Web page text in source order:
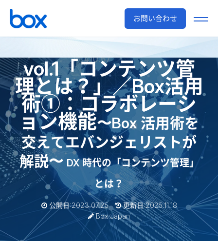
お問い合わせ
vol.1「コンテンツ管
理とは？」／Box活用
術①：コラボレーシ
ョン機能〜Box 活用術を
交えてエバンジェリストが
解説〜 DX 時代の「コンテンツ管理」
とは？
公開日:2023.07.25
更新日:2025.11.18
Box Japan